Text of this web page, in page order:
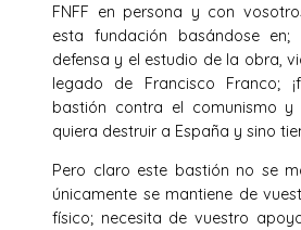
FNFF en persona y con
esta fundación basándose
defensa y el estudio de la obra,
legado de Francisco Franco;
bastión contra el comunismo
quiera destruir a España y sino
Pero claro este bastión no se
únicamente se mantiene de
físico; necesita de vuestro